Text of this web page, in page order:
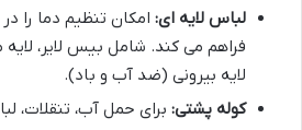
لباس لایه ای: امکان تنظیم دما را
فراهم می کند. شامل بیس لایر،
لایه بیرونی (ضد آب و باد).
کوله پشتی: برای حمل آب، تنقلات،